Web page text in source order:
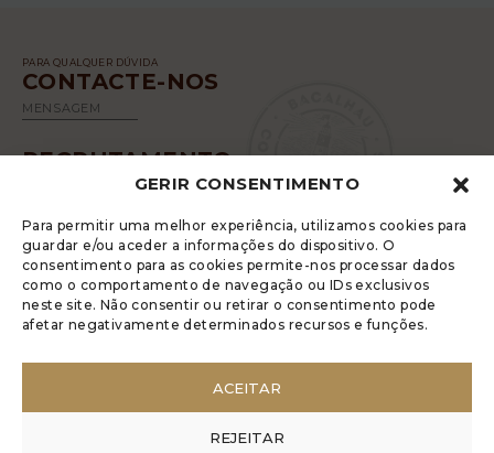
GERIR CONSENTIMENTO
Para permitir uma melhor experiência, utilizamos cookies para
guardar e/ou aceder a informações do dispositivo. O
consentimento para as cookies permite-nos processar dados
como o comportamento de navegação ou IDs exclusivos
neste site. Não consentir ou retirar o consentimento pode
afetar negativamente determinados recursos e funções.
ACEITAR
REJEITAR
PARA QUALQUER DÚVIDA
CONTACTE-NOS
MENSAGEM
RECRUTAMENTO
A LUGRADE DISPÕE DE UM LIVRO DE
GERIR COOKIES